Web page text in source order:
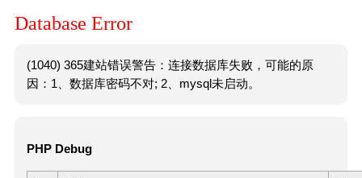
Database Error
(1040) 365建站错误警告：连接数据库失败，可能的原
因：1、数据库密码不对; 2、mysql未启动。
PHP Debug